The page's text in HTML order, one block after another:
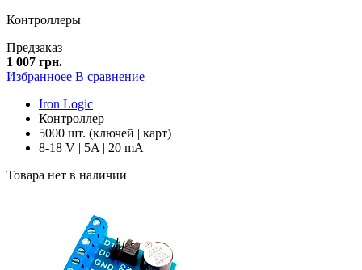
Контроллеры
Предзаказ
1 007 грн.
Избранноее В сравнение
Iron Logic
Контроллер
5000 шт. (ключей | карт)
8-18 V | 5A | 20 mA
Товара нет в наличии